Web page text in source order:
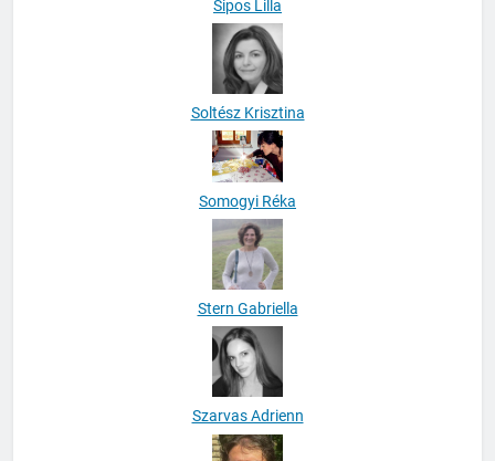
Sipos Lilla
Soltész Krisztina
Somogyi Réka
Stern Gabriella
Szarvas Adrienn